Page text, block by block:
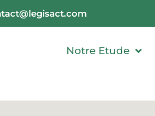
Notre Etude